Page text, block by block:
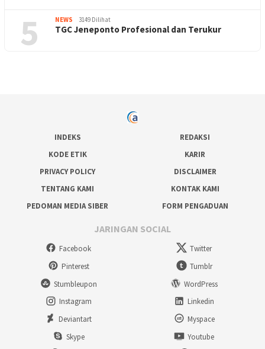
5 NEWS 3149 Dilihat
TGC Jeneponto Profesional dan Terukur
INDEKS
REDAKSI
KODE ETIK
KARIR
PRIVACY POLICY
DISCLAIMER
TENTANG KAMI
KONTAK KAMI
PEDOMAN MEDIA SIBER
FORM PENGADUAN
JARINGAN SOCIAL
Facebook
Twitter
Pinterest
Tumblr
Stumbleupon
WordPress
Instagram
Linkedin
Deviantart
Myspace
Skype
Youtube